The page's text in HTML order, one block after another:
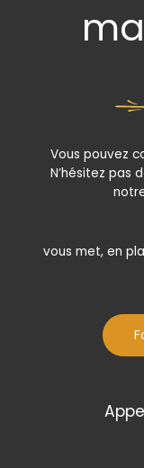
Vous pouvez
N’hésitez pas
vous met, en